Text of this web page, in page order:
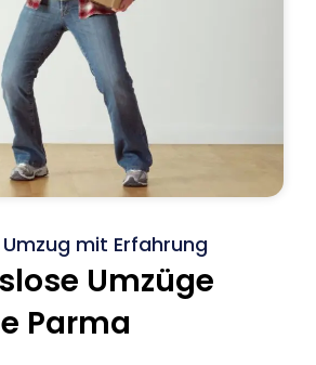
mit Erfahrung
Umzüge
Parma